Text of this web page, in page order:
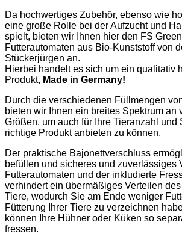
Da hochwertiges Zubehör, ebenso wie
eine große Rolle bei der Aufzucht und
spielt, bieten wir Ihnen hier den FS
Futterautomaten aus Bio-Kunststoff von
Stückerjürgen an.
Hierbei handelt es sich um ein qualitativ
Produkt, Made in Germany!
Durch die verschiedenen Füllmengen
bieten wir Ihnen ein breites Spektrum an
Größen, um auch für Ihre Tieranzahl und
richtige Produkt anbieten zu können.
Der praktische Bajonettverschluss
befüllen und sicheres und zuverlässiges
Futterautomaten und der inkludierte
verhindert ein übermäßiges Verteilen
Tiere, wodurch Sie am Ende weniger
Fütterung Ihrer Tiere zu verzeichnen
können Ihre Hühner oder Küken so
fressen.